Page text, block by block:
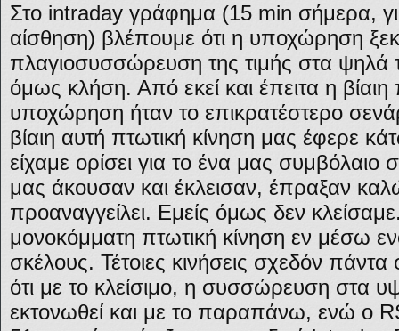
Στο intraday γράφημα (15 min σήμερα,
αίσθηση) βλέπουμε ότι η υποχώρηση
πλαγιοσυσσώρευση της τιμής στα ψηλά
όμως κλήση. Από εκεί και έπειτα η
υποχώρηση ήταν το επικρατέστερο
βίαιη αυτή πτωτική κίνηση μας έφερε
είχαμε ορίσει για το ένα μας συμβόλαιο
μας άκουσαν και έκλεισαν, έπραξαν
προαναγγείλει. Εμείς όμως δεν
μονοκόμματη πτωτική κίνηση εν μέσω
σκέλους. Τέτοιες κινήσεις σχεδόν πάντα
ότι με το κλείσιμο, η συσσώρευση στα
εκτονωθεί και με το παραπάνω, ενώ ο